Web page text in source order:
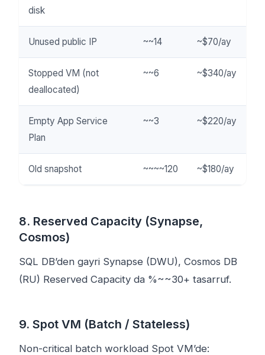
disk
Unused public IP ~~14 ~$70/ay
Stopped VM (not
deallocated)
~~6 ~$340/ay
Empty App Service
Plan
~~3 ~$220/ay
Old snapshot ~~~~120 ~$180/ay
8. Reserved Capacity (Synapse,
Cosmos)
SQL DB’den gayri Synapse (DWU), Cosmos DB
(RU) Reserved Capacity da %~~30+ tasarruf.
9. Spot VM (Batch / Stateless)
Non-critical batch workload Spot VM’de: